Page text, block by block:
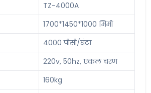
TZ-4000A
1700*1450*1000 मिमी
4000 पीसी/घंटा
220v, 50hz, एकल चरण
160kg